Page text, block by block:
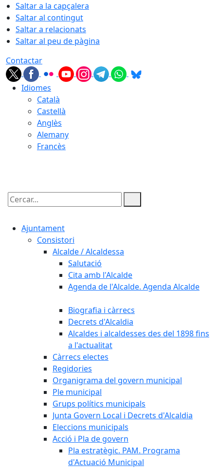
Saltar a la capçalera
Saltar al contingut
Saltar a relacionats
Saltar al peu de pàgina
Contactar
Idiomes
Català
Castellà
Anglès
Alemany
Francès
Cercar:
Ajuntament
Consistori
Alcalde / Alcaldessa
Salutació
Cita amb l'Alcalde
Agenda de l'Alcalde. Agenda Alcalde
Biografia i càrrecs
Decrets d'Alcaldia
Alcaldes i alcaldesses des del 1898 fins
a l'actualitat
Càrrecs electes
Regidories
Organigrama del govern municipal
Ple municipal
Grups polítics municipals
Junta Govern Local i Decrets d'Alcaldia
Eleccions municipals
Acció i Pla de govern
Pla estratègic. PAM. Programa
d'Actuació Municipal